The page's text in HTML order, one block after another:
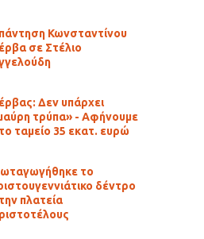
Κωνσταντίνου
σε Στέλιο
Δεν υπάρχει
τρύπα» - Αφήνουμε
ταμείο 35 εκατ. ευρώ
το
δέντρο
πλατεία